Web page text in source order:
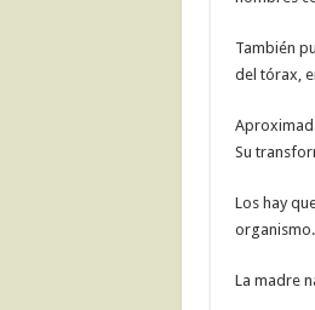
También
del tórax,
Su
Los hay
organismo.
La madre